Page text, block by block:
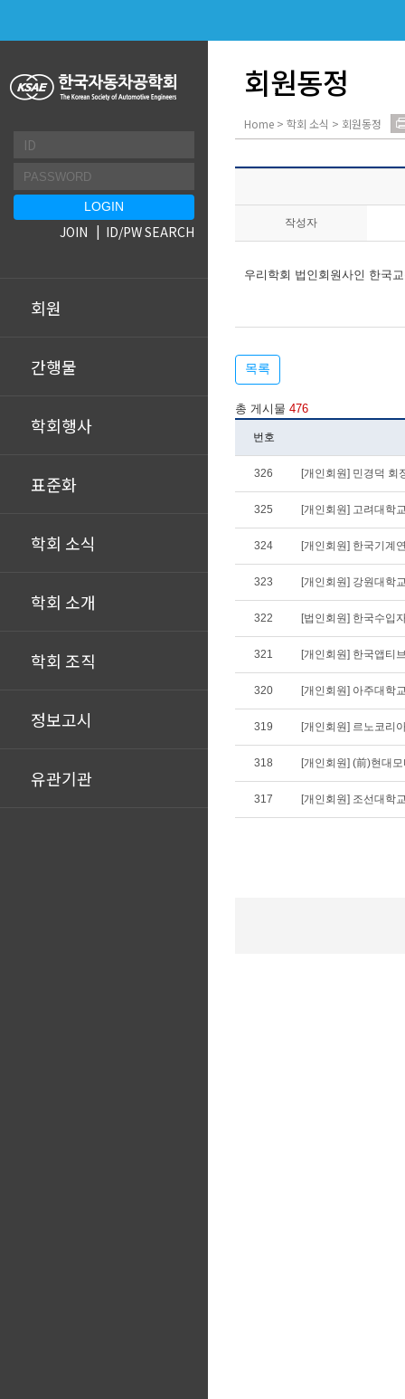
회원
간행물
학회행사
표준화
학회 소식
학회 소개
학회 조직
정보고시
유관기관
JOIN ID/PW SEARCH
회원동정
Home > 학회 소식 > 회원동정
작성자
우리학회 법인회원사인 한국
목록
총 게시물 476
번호
326 [개인회원] 민경덕 회
325 [개인회원] 고려대학
324 [개인회원] 한국기계
323 [개인회원] 강원대학
322 [법인회원] 한국수입
321 [개인회원] 한국앱티
320 [개인회원] 아주대학
319 [개인회원] 르노코리
318 [개인회원] (前)현대
317 [개인회원] 조선대학